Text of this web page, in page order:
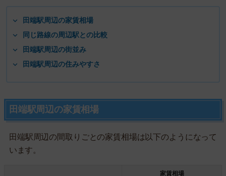
田端駅周辺の家賃相場
同じ路線の周辺駅との比較
田端駅周辺の街並み
田端駅周辺の住みやすさ
田端駅周辺の家賃相場
田端駅周辺の間取りごとの家賃相場は以下のようになって
います。
家賃相場